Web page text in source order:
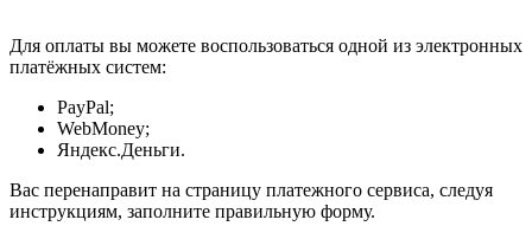
Для оплаты вы можете воспользоваться одной из электронных
платёжных систем:
PayPal;
WebMoney;
Яндекс.Деньги.
Вас перенаправит на страницу платежного сервиса, следуя
инструкциям, заполните правильную форму.